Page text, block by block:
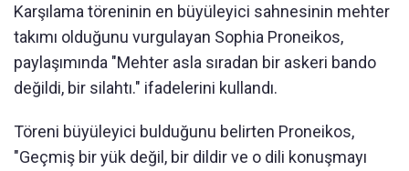
Karşılama töreninin en büyüleyici sahnesinin mehter
takımı olduğunu vurgulayan Sophia Proneikos,
paylaşımında "Mehter asla sıradan bir askeri bando
değildi, bir silahtı." ifadelerini kullandı.
Töreni büyüleyici bulduğunu belirten Proneikos,
"Geçmiş bir yük değil, bir dildir ve o dili konuşmayı